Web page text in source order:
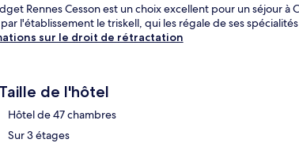
Rennes Cesson est un choix excellent pour un séjour
l'établissement le triskell, qui les régale de ses
sur le droit de rétractation
Taille de l'hôtel
Hôtel de 47 chambres
Sur 3 étages